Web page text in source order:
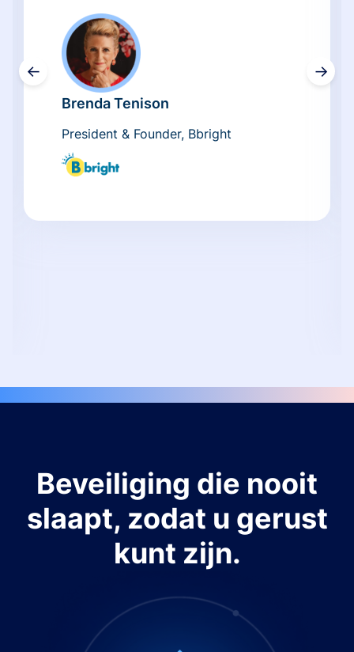
←
Brenda Tenison
President & Founder, Bbright
→
Beveiliging die nooit
slaapt, zodat u gerust
kunt zijn.